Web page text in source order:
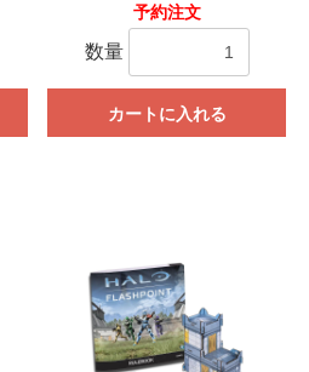
予約注文
数量
カートに入れる